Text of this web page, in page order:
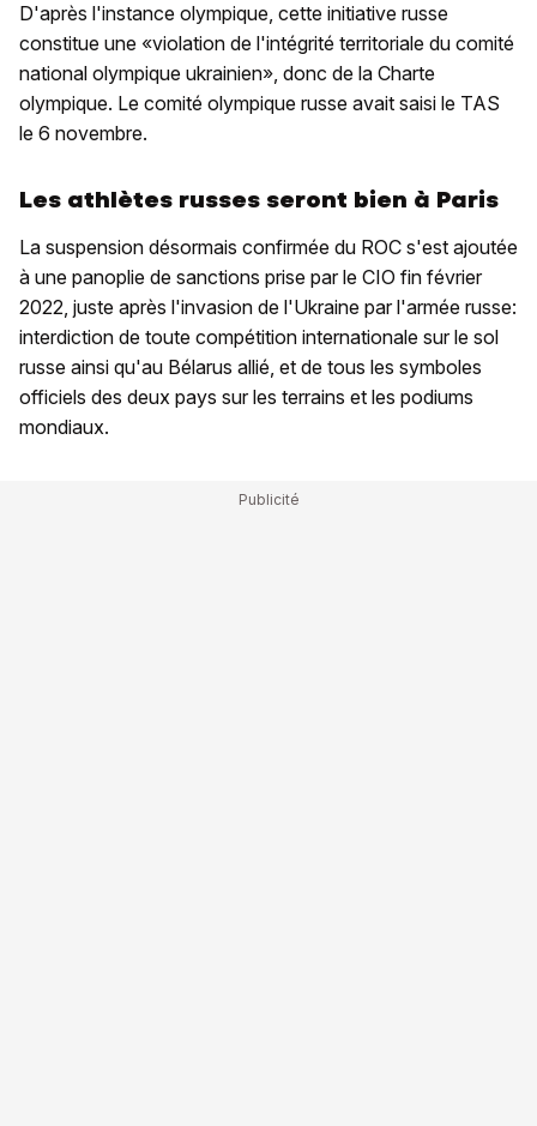
D'après l'instance olympique, cette initiative russe
constitue une «violation de l'intégrité territoriale du comité
national olympique ukrainien», donc de la Charte
olympique. Le comité olympique russe avait saisi le TAS
le 6 novembre.
Les athlètes russes seront bien à Paris
La suspension désormais confirmée du ROC s'est ajoutée
à une panoplie de sanctions prise par le CIO fin février
2022, juste après l'invasion de l'Ukraine par l'armée russe:
interdiction de toute compétition internationale sur le sol
russe ainsi qu'au Bélarus allié, et de tous les symboles
officiels des deux pays sur les terrains et les podiums
mondiaux.